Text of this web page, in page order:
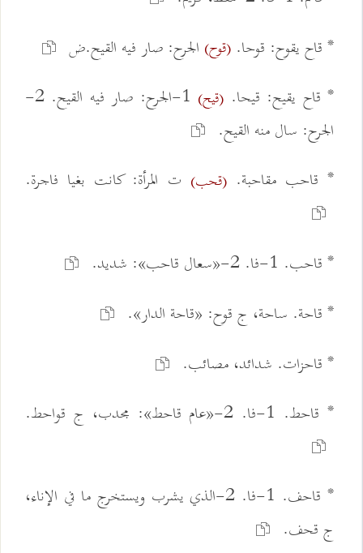
* قاح يقوح: قوحا. (قوح) الجرح: صار فيه القيح.ض
* قاح يقيح: قيحا. (قيح)
1-الجرح: صار فيه القيح. 2-
الجرح: سال منه القيح.
* قاحب مقاحبة.(قحب) ت المرأة: كانت بغيا فاجرة.
* قاحب. 1-فا. 2-«سعال قاحب»: شديد.
* قاحة. ساحة، ج قوح: «قاحة الدار».
* قاحزات. شدائد، مصائب.
* قاحط. 1-فا. 2-«عام قاحط»: مجدب، ج قواحط.
* قاحف. 1-فا. 2-الذي يشرب ويستخرج ما في الإناء،
ج قحف.